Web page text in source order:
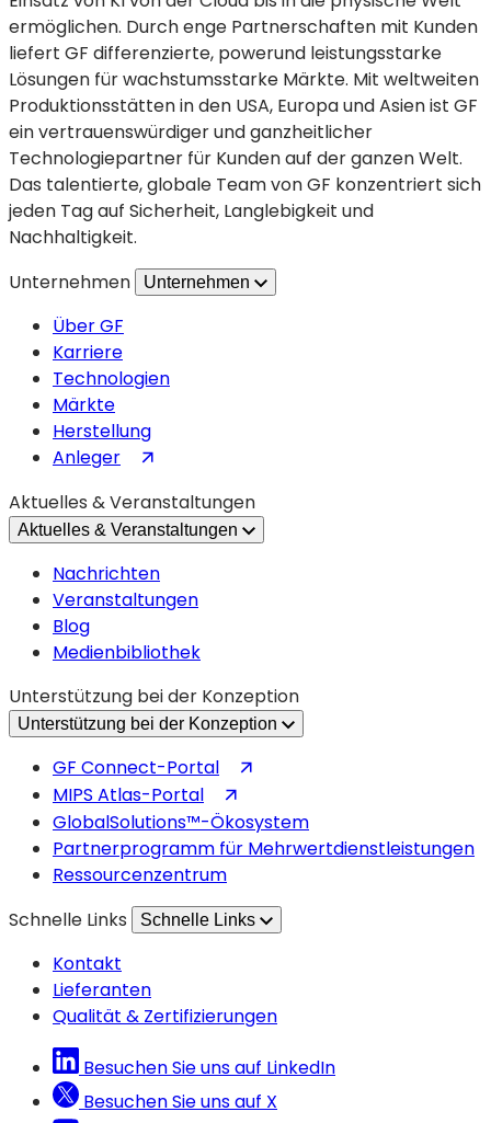
eine
strategische
Allianz
für
Innovationen
im
Halbleiterbereich
ermöglichen. Durch enge Partnerschaften mit Kunden
liefert GF differenzierte, powerund leistungsstarke
Lösungen für wachstumsstarke Märkte. Mit weltweiten
Produktionsstätten in den USA, Europa und Asien ist GF
ein vertrauenswürdiger und ganzheitlicher
Technologiepartner für Kunden auf der ganzen Welt.
Das talentierte, globale Team von GF konzentriert sich
jeden Tag auf Sicherheit, Langlebigkeit und
Nachhaltigkeit.
Unternehmen
Unternehmen
Über GF
Karriere
Technologien
Märkte
Herstellung
Anleger
einem
neuen
geöffnet)
Aktuelles & Veranstaltungen
Aktuelles & Veranstaltungen
Nachrichten
Veranstaltungen
Blog
Medienbibliothek
Unterstützung bei der Konzeption
Unterstützung bei der Konzeption
GF Connect-Portal
einem
neuen
MIPS Atlas-Portal
in
einem
geöffnet)
GlobalSolutions™-Ökosystem
Partnerprogramm für Mehrwertdienstleistungen
Ressourcenzentrum
Schnelle Links
Schnelle Links
Kontakt
Lieferanten
Qualität & Zertifizierungen
Besuchen Sie uns auf LinkedIn
Besuchen Sie uns auf X